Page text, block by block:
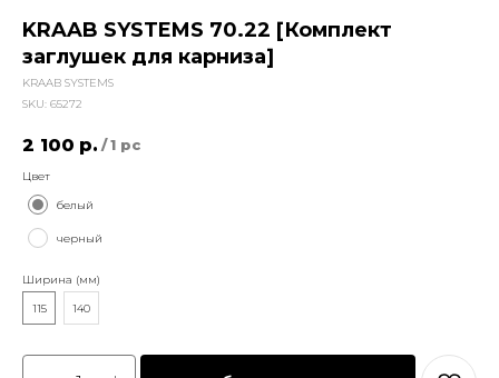
KRAAB SYSTEMS 70.22 [Комплект
заглушек для карниза]
KRAAB SYSTEMS
SKU: 65272
2 100 р. / 1 pc
Цвет
белый
черный
Ширина (мм)
115
140